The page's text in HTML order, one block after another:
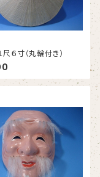
６寸（丸輪付き）